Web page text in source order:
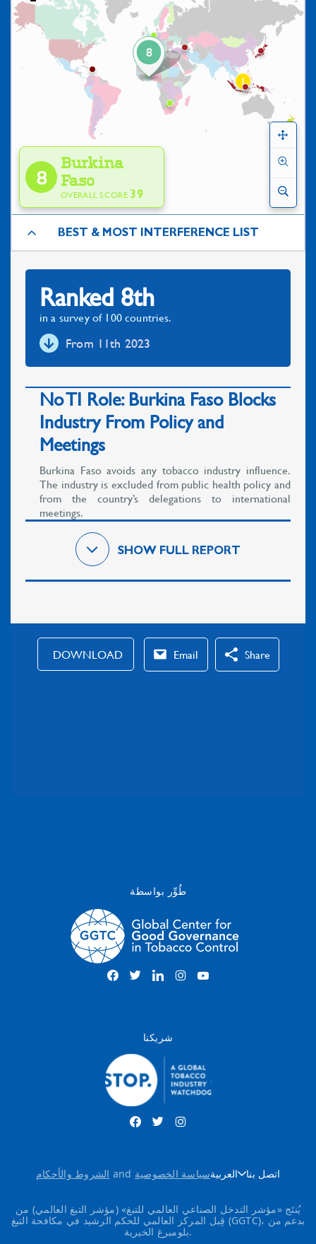
طُوِّر بواسطة
شريكنا
الشروط والأحكام and سياسة الخصوصيةالعربية اتصل بنا
يُنتَج «مؤشر التدخل الصناعي العالمي للتبغ» (مؤشر التبغ العالمي) من
قِبل المركز العالمي للحكم الرشيد في مكافحة التبغ (GGTC)، بدعم من
بلومبرغ الخيرية.